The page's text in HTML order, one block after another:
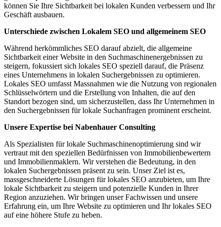
können Sie Ihre Sichtbarkeit bei lokalen Kunden verbessern und Ihr
Geschäft ausbauen.
Unterschiede zwischen Lokalem SEO und allgemeinem SEO
Während herkömmliches SEO darauf abzielt, die allgemeine
Sichtbarkeit einer Website in den Suchmaschinenergebnissen zu
steigern, fokussiert sich lokales SEO speziell darauf, die Präsenz
eines Unternehmens in lokalen Suchergebnissen zu optimieren.
Lokales SEO umfasst Massnahmen wie die Nutzung von regionalen
Schlüsselwörtern und die Erstellung von Inhalten, die auf den
Standort bezogen sind, um sicherzustellen, dass Ihr Unternehmen in
den Suchergebnissen für lokale Suchanfragen prominent erscheint.
Unsere Expertise bei Nabenhauer Consulting
Als Spezialisten für lokale Suchmaschinenoptimierung sind wir
vertraut mit den speziellen Bedürfnissen von Immobilienbewertern
und Immobilienmaklern. Wir verstehen die Bedeutung, in den
lokalen Suchergebnissen präsent zu sein. Unser Ziel ist es,
massgeschneiderte Lösungen für lokales SEO anzubieten, um Ihre
lokale Sichtbarkeit zu steigern und potenzielle Kunden in Ihrer
Region anzuziehen. Wir bringen unser Fachwissen und unsere
Erfahrung ein, um Ihre Website zu optimieren und Ihr lokales SEO
auf eine höhere Stufe zu heben.